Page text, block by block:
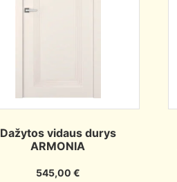
Dažytos vidaus durys
ARMONIA
545,00 €